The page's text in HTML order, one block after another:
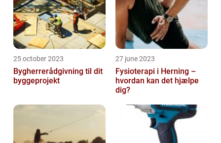
25 october 2023
Bygherrerådgivning til dit
byggeprojekt
27 june 2023
Fysioterapi i Herning –
hvordan kan det hjælpe
dig?